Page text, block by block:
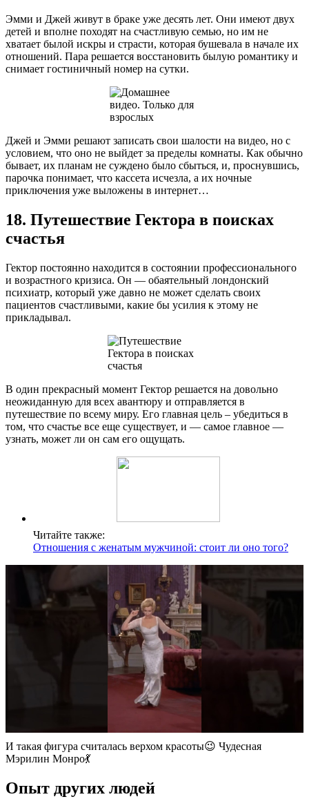
Эмми и Джей живут в браке уже десять лет. Они имеют двух
детей и вполне походят на счастливую семью, но им не
хватает былой искры и страсти, которая бушевала в начале их
отношений. Пара решается восстановить былую романтику и
снимает гостиничный номер на сутки.
Джей и Эмми решают записать свои шалости на видео, но с
условием, что оно не выйдет за пределы комнаты. Как обычно
бывает, их планам не суждено было сбыться, и, проснувшись,
парочка понимает, что кассета исчезла, а их ночные
приключения уже выложены в интернет…
18. Путешествие Гектора в поисках
счастья
Гектор постоянно находится в состоянии профессионального
и возрастного кризиса. Он — обаятельный лондонский
психиатр, который уже давно не может сделать своих
пациентов счастливыми, какие бы усилия к этому не
прикладывал.
В один прекрасный момент Гектор решается на довольно
неожиданную для всех авантюру и отправляется в
путешествие по всему миру. Его главная цель – убедиться в
том, что счастье все еще существует, и — самое главное —
узнать, может ли он сам его ощущать.
Читайте также:
Отношения с женатым мужчиной: стоит ли оно того?
И такая фигура считалась верхом красоты😉 Чудесная
Мэрилин Монро💃
Опыт других людей